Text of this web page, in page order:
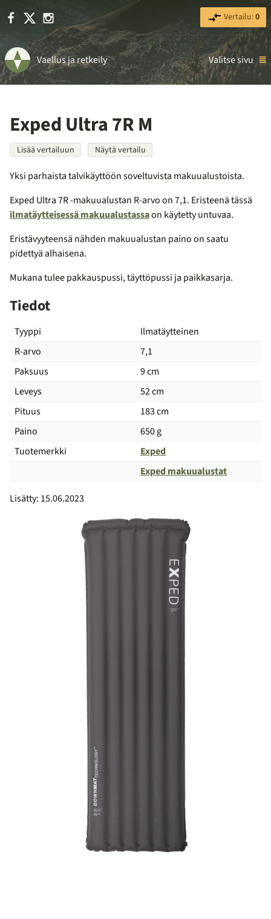
Facebook Instagram Vertailu:0
Vaellus ja retkeily Valitse sivu
Exped Ultra 7R M
Lisää vertailuun Näytä vertailu
Yksi parhaista talvikäyttöön soveltuvista makuualustoista.
Exped Ultra 7R -makuualustan R-arvo on 7,1. Eristeenä tässä
ilmatäytteisessä makuualustassaon käytetty untuvaa.
Eristävyyteensä nähden makuualustan paino on saatu
pidettyä alhaisena.
Mukana tulee pakkauspussi, täyttöpussi ja paikkasarja.
Tiedot
Tyyppi
Ilmatäytteinen
R-arvo
7,1
Paksuus
9 cm
Leveys
52 cm
Pituus
183 cm
Paino
650 g
Tuotemerkki
Exped
Exped makuualustat
Lisätty: 15.06.2023